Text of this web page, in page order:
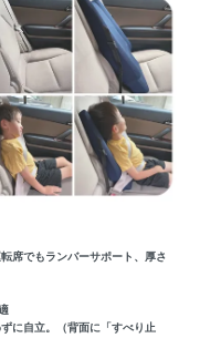
席でもランバーサポート、厚さ
に自立。（背面に「すべり止